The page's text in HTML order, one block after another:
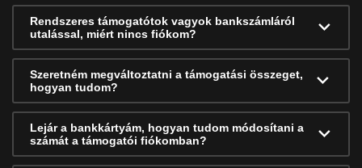
Rendszeres támogatótok vagyok bankszámláról
utalással, miért nincs fiókom?
Szeretném megváltoztatni a támogatási összeget,
hogyan tudom?
Lejár a bankkártyám, hogyan tudom módosítani a
számát a támogatói fiókomban?